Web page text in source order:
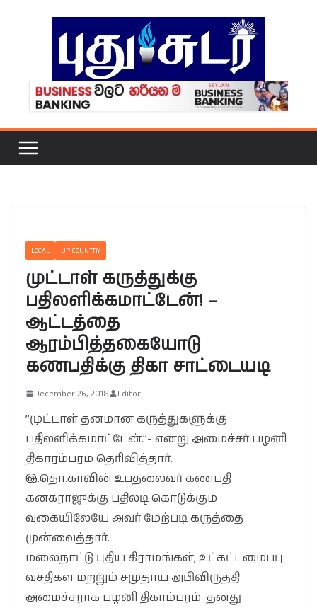
LOCAL UP COUNTRY
முட்டாள் கருத்துக்கு
பதிலளிக்கமாட்டேன்! –
ஆட்டத்தை
ஆரம்பித்தகையோடு
கணபதிக்கு திகா சாட்டையடி
December 26, 2018 Editor
”முட்டாள் தனமான கருத்துகளுக்கு
பதிலளிக்கமாட்டேன்.”- என்று அமைச்சர் பழனி
திகாரம்பரம் தெரிவித்தார்.
இ.தொ.காவின் உபதலைவர் கணபதி
கனகராஜுக்கு பதிலடி கொடுக்கும்
வகையிலேயே அவர் மேற்படி கருத்தை
முன்வைத்தார்.
மலைநாட்டு புதிய கிராமங்கள், உட்கட்டமைப்பு
வசதிகள் மற்றும் சமுதாய அபிவிருத்தி
அமைச்சராக பழனி திகாம்பரம் தனது